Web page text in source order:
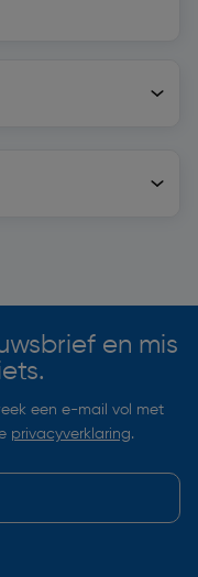
en mis
een e-mail vol met
privacyverklaring.